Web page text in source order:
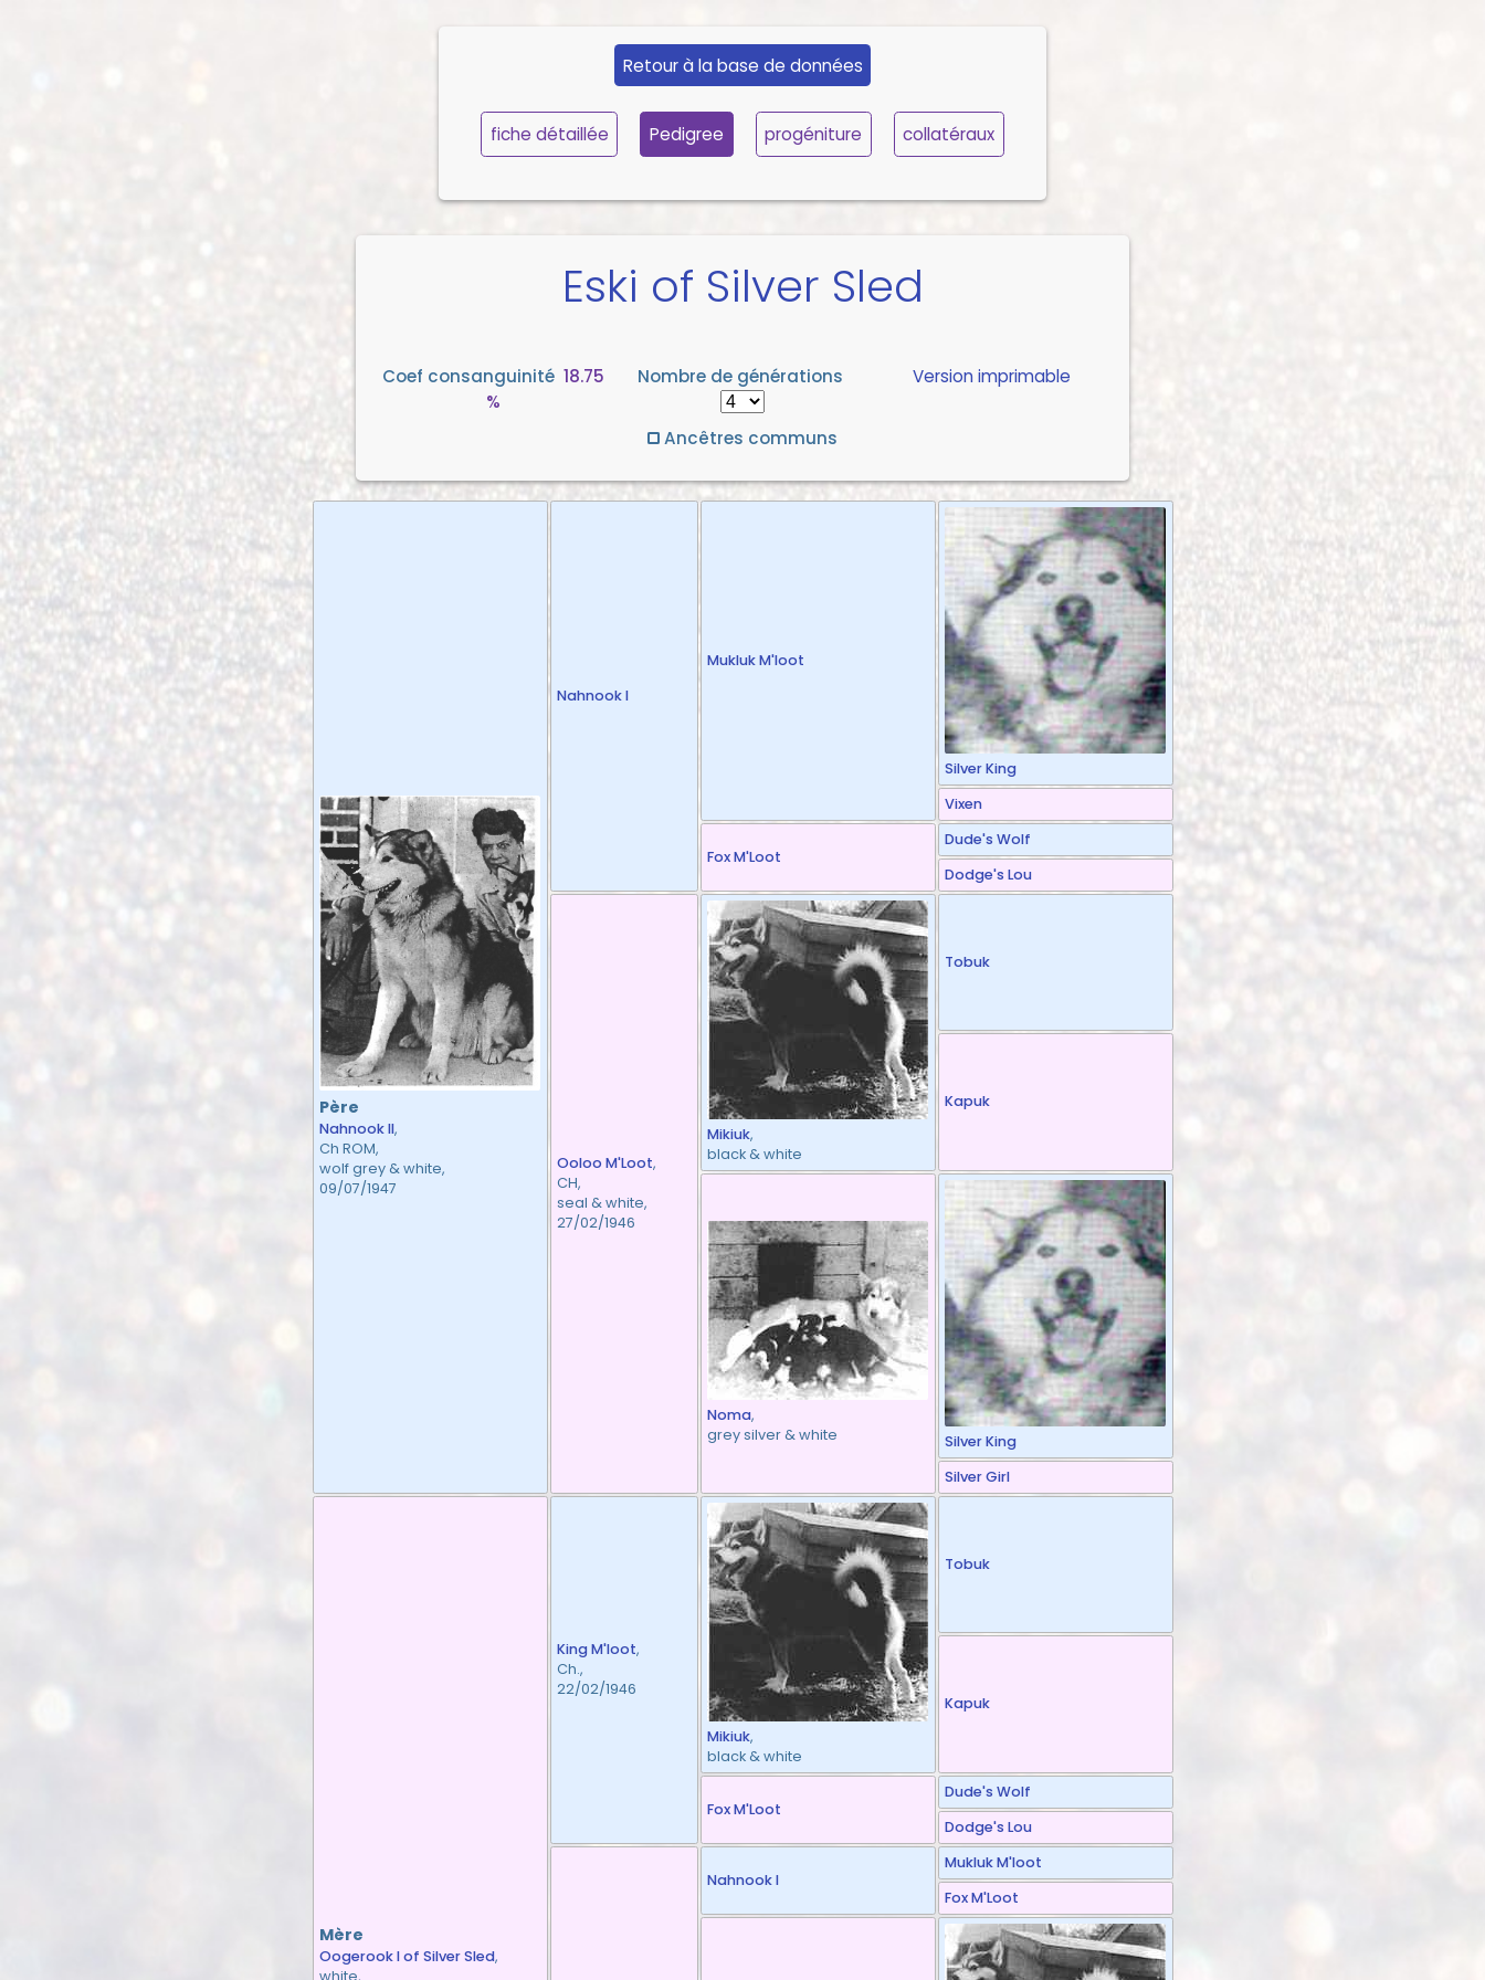
Retour à la base de données
fiche détaillée Pedigree progéniture collatéraux
Eski of Silver Sled
Coef consanguinité 18.75
%
Nombre de générations Version imprimable
Ancêtres communs
Père
Nahnook II,
Ch ROM,
wolf grey & white,
09/07/1947
Nahnook I
Mukluk M'loot
Silver King
Vixen
Fox M'Loot
Dude's Wolf
Dodge's Lou
Ooloo M'Loot,
CH,
seal & white,
27/02/1946
Mikiuk,
black & white
Tobuk
Kapuk
Noma,
grey silver & white
Silver King
Silver Girl
Mère
Oogerook I of Silver Sled,
white,
King M'loot,
Ch.,
22/02/1946
Mikiuk,
black & white
Tobuk
Kapuk
Fox M'Loot
Dude's Wolf
Dodge's Lou
Nahnook I
Mukluk M'loot
Fox M'Loot